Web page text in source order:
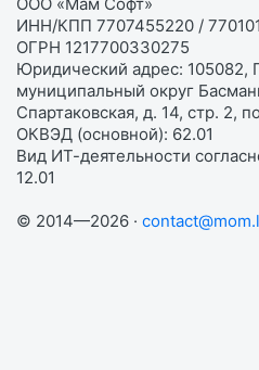
ИНН/КПП 7707455220 /
ОГРН 1217700330275
Юридический адрес: 105082,
муниципальный округ
Спартаковская, д. 14, стр. 2,
ОКВЭД (основной): 62.01
Вид ИТ-деятельности
12.01
© 2014—2026 ·